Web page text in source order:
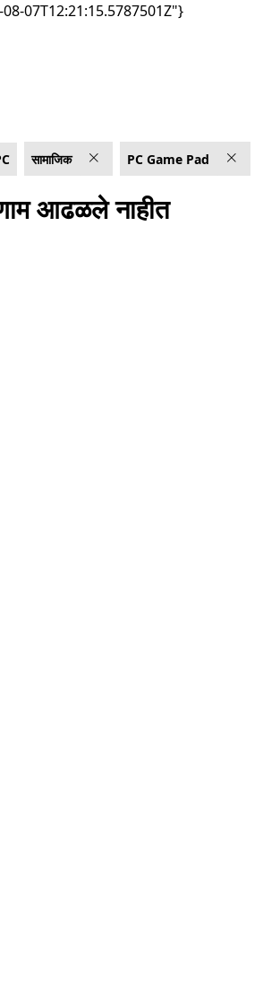
07T12:21:15.5787501Z"}
सामाजिक PC Game Pad
आढळले नाहीत